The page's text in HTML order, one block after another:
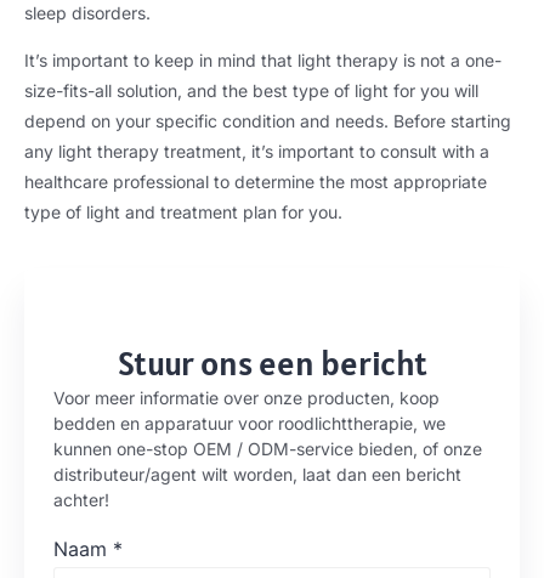
sleep disorders.
It’s important to keep in mind that light therapy is not a one-
size-fits-all solution, and the best type of light for you will
depend on your specific condition and needs. Before starting
any light therapy treatment, it’s important to consult with a
healthcare professional to determine the most appropriate
type of light and treatment plan for you.
Stuur ons een bericht
Voor meer informatie over onze producten, koop
bedden en apparatuur voor roodlichttherapie, we
kunnen one-stop OEM / ODM-service bieden, of onze
distributeur/agent wilt worden, laat dan een bericht
achter!
Naam *